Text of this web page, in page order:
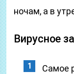
ночам, а в
Вирусное
Самое